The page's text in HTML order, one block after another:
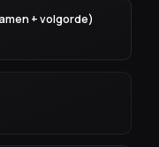
+ volgorde)